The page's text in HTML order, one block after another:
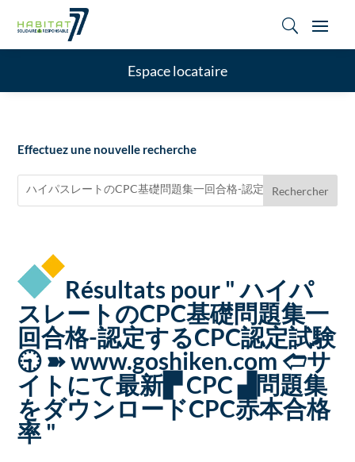
U
Espace locataire
Effectuez une nouvelle recherche
Rechercher
Résultats pour " ハイパ
スレートのCPC基礎問題集一
回合格-認定するCPC認定試験
🕤 ➽ www.goshiken.com 🢪サ
イトにて最新▛ CPC ▟問題集
をダウンロードCPC赤本合格
率 "